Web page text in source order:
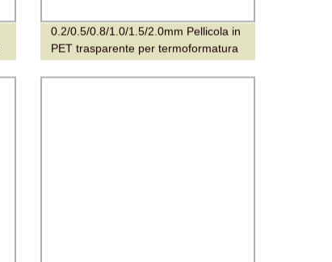
0.2/0.5/0.8/1.0/1.5/2.0mm Pellicola in
PET trasparente per termoformatura